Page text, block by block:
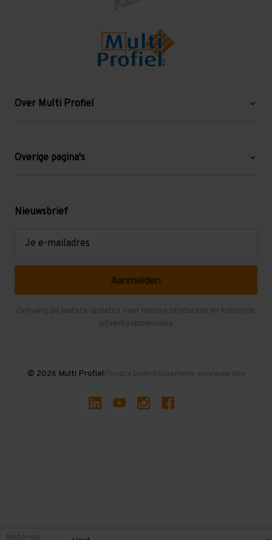
Over Multi Profiel
Blog
Levering en afhalen
Overige pagina's
Mezzanine
Gebruikte entresolvloeren
Nieuwsbrief
Ontvang de laatste updates over nieuwe producten en komende
uitverkoopperiodes
© 2026 Multi ProfielPrivacy beleidAlgemene voorwaarden
Materiaal